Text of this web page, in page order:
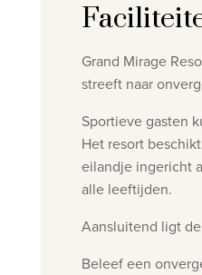
Grand Mirage
streeft naar
Sportieve gasten
Het resort
eilandje ingericht
alle leeftijden.
Aansluitend ligt
Beleef een